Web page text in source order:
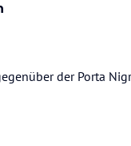
der Porta